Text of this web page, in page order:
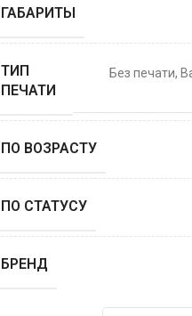
ГАБАРИТЫ
ТИП
ПЕЧАТИ
Без печати,
ПО ВОЗРАСТУ
ПО СТАТУСУ
БРЕНД